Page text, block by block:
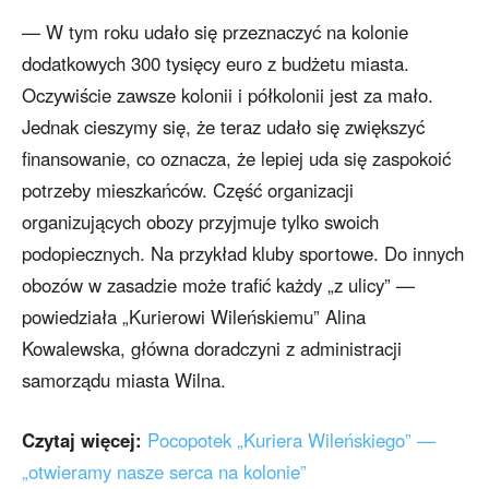
— W tym roku udało się przeznaczyć na kolonie
dodatkowych 300 tysięcy euro z budżetu miasta.
Oczywiście zawsze kolonii i półkolonii jest za mało.
Jednak cieszymy się, że teraz udało się zwiększyć
finansowanie, co oznacza, że lepiej uda się zaspokoić
potrzeby mieszkańców. Część organizacji
organizujących obozy przyjmuje tylko swoich
podopiecznych. Na przykład kluby sportowe. Do innych
obozów w zasadzie może trafić każdy „z ulicy” —
powiedziała „Kurierowi Wileńskiemu” Alina
Kowalewska, główna doradczyni z administracji
samorządu miasta Wilna.
Czytaj więcej: Pocopotek „Kuriera Wileńskiego” —
„otwieramy nasze serca na kolonie”